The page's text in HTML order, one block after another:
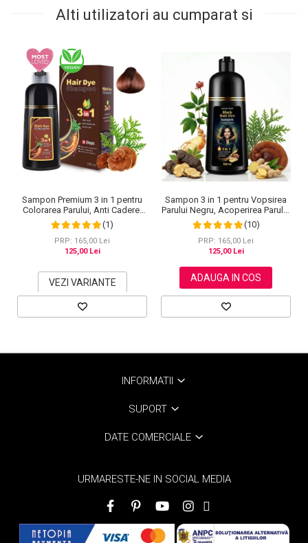
Alti utilizatori au cumparat si
Sampon Premium 3 in 1 pentru
Colorarea Parului, Anti Cadere,
Regenerare cu Ghimbir si
Ginseng, 500 ml, #3 Saten inchis
(Dark Brown)
(1)
PRP: 165,00 Lei
125,00 Lei
VEZI VARIANTE
Sampon 3 in 1 pentru Vopsirea
Parului Negru, Acoperirea Parului
Alb, Regenerare cu Ghimbir, 500
ml
(10)
PRP: 165,00 Lei
125,00 Lei
ADAUGA IN COS
INFORMATII
SUPORT
DATE COMERCIALE
URMARESTE-NE IN SOCIAL MEDIA